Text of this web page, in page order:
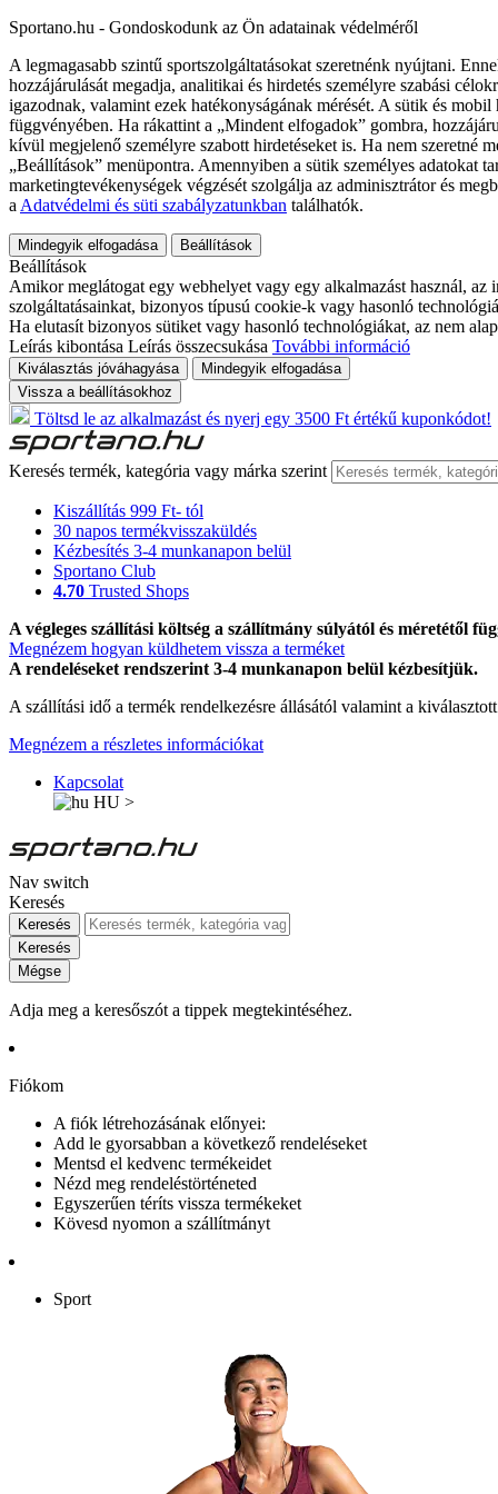
Sportano.hu - Gondoskodunk az Ön adatainak védelméről
A legmagasabb szintű sportszolgáltatásokat szeretnénk nyújtani.
hozzájárulását megadja, analitikai és hirdetés személyre szabási
igazodnak, valamint ezek hatékonyságának mérését. A sütik és
függvényében. Ha rákattint a „Mindent elfogadok” gombra,
kívül megjelenő személyre szabott hirdetéseket is. Ha nem szeretné
„Beállítások” menüpontra. Amennyiben a sütik személyes adatokat
marketingtevékenységek végzését szolgálja az adminisztrátor és
a Adatvédelmi és süti szabályzatunkban találhatók.
Mindegyik elfogadása Beállítások
Beállítások
Amikor meglátogat egy webhelyet vagy egy alkalmazást használ,
szolgáltatásainkat, bizonyos típusú cookie-k vagy hasonló
Ha elutasít bizonyos sütiket vagy hasonló technológiákat, az nem
Leírás kibontása Leírás összecsukása További információ
Kiválasztás jóváhagyása
Mindegyik elfogadása
Vissza a beállításokhoz
Töltsd le az alkalmazást és nyerj egy 3500 Ft értékű kuponkódot!
Keresés termék, kategória vagy márka szerint
Kiszállítás 999 Ft- tól
30 napos termékvisszaküldés
Kézbesítés 3-4 munkanapon belül
Sportano Club
4.70 Trusted Shops
A végleges szállítási költség a szállítmány súlyától és méretétől
Megnézem hogyan küldhetem vissza a terméket
A rendeléseket rendszerint 3-4 munkanapon belül kézbesítjük.
A szállítási idő a termék rendelkezésre állásától valamint a
Megnézem a részletes információkat
Kapcsolat
HU >
Nav switch
Keresés
Keresés
Keresés
Mégse
Adja meg a keresőszót a tippek megtekintéséhez.
Fiókom
A fiók létrehozásának előnyei:
Add le gyorsabban a következő rendeléseket
Mentsd el kedvenc termékeidet
Nézd meg rendeléstörténeted
Egyszerűen téríts vissza termékeket
Kövesd nyomon a szállítmányt
Sport